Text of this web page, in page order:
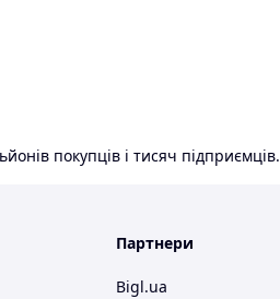
покупців і тисяч підприємців.
Партнери
Bigl.ua